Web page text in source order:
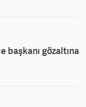
başkanı gözaltına